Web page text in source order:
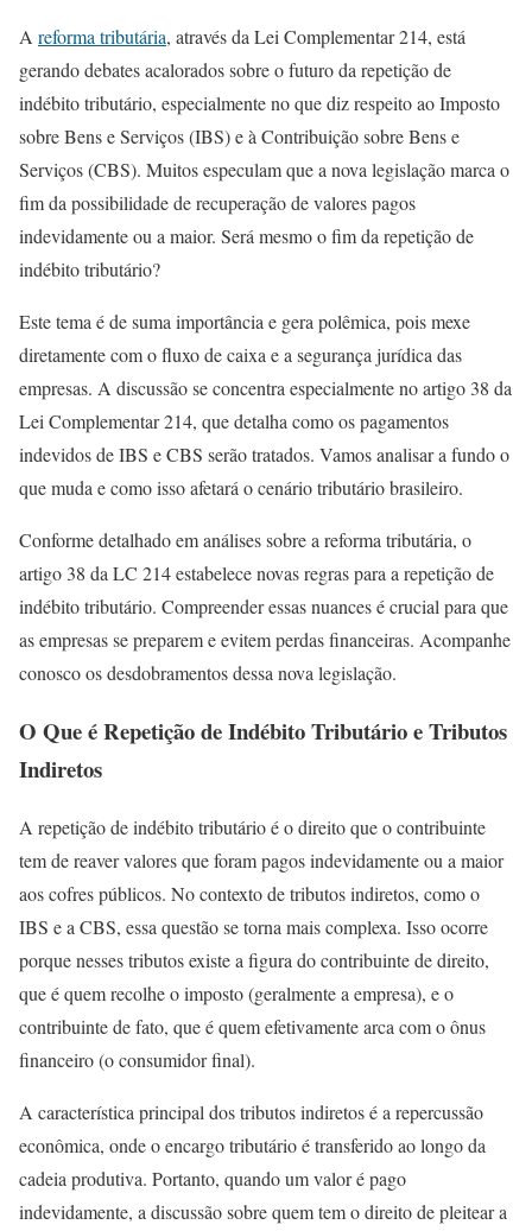
A reforma tributária, através da Lei Complementar 214, está
gerando debates acalorados sobre o futuro da repetição de
indébito tributário, especialmente no que diz respeito ao Imposto
sobre Bens e Serviços (IBS) e à Contribuição sobre Bens e
Serviços (CBS). Muitos especulam que a nova legislação marca o
fim da possibilidade de recuperação de valores pagos
indevidamente ou a maior. Será mesmo o fim da repetição de
indébito tributário?
Este tema é de suma importância e gera polêmica, pois mexe
diretamente com o fluxo de caixa e a segurança jurídica das
empresas. A discussão se concentra especialmente no artigo 38 da
Lei Complementar 214, que detalha como os pagamentos
indevidos de IBS e CBS serão tratados. Vamos analisar a fundo o
que muda e como isso afetará o cenário tributário brasileiro.
Conforme detalhado em análises sobre a reforma tributária, o
artigo 38 da LC 214 estabelece novas regras para a repetição de
indébito tributário. Compreender essas nuances é crucial para que
as empresas se preparem e evitem perdas financeiras. Acompanhe
conosco os desdobramentos dessa nova legislação.
O Que é Repetição de Indébito Tributário e Tributos
Indiretos
A repetição de indébito tributário é o direito que o contribuinte
tem de reaver valores que foram pagos indevidamente ou a maior
aos cofres públicos. No contexto de tributos indiretos, como o
IBS e a CBS, essa questão se torna mais complexa. Isso ocorre
porque nesses tributos existe a figura do contribuinte de direito,
que é quem recolhe o imposto (geralmente a empresa), e o
contribuinte de fato, que é quem efetivamente arca com o ônus
financeiro (o consumidor final).
A característica principal dos tributos indiretos é a repercussão
econômica, onde o encargo tributário é transferido ao longo da
cadeia produtiva. Portanto, quando um valor é pago
indevidamente, a discussão sobre quem tem o direito de pleitear a